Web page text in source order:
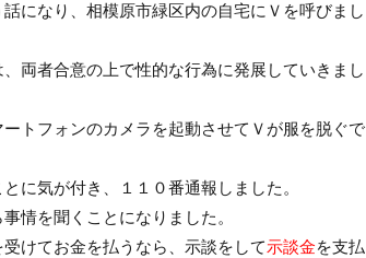
になり、相模原市緑区内の自宅にＶを呼びまし
両者合意の上で性的な行為に発展していきまし
トフォンのカメラを起動させてＶが服を脱ぐで
に気が付き、１１０番通報しました。
情を聞くことになりました。
受けてお金を払うなら、示談をして示談金を支払